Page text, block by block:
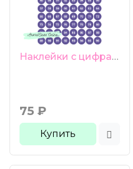
Наклейки с цифрами на фиолетовом фоне 96 шт 13 мм глянцевая бумага
75 ₽
Купить